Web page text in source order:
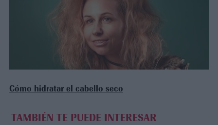
Cómo hidratar el cabello seco
TAMBIÉN TE PUEDE INTERESAR